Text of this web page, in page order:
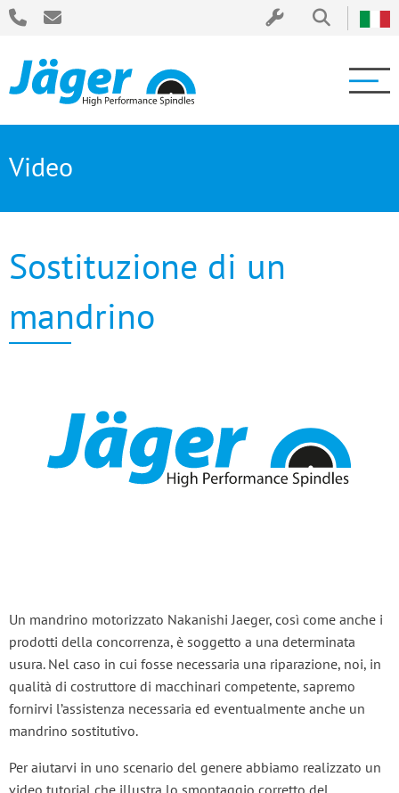
Video
Sostituzione di un
mandrino
Un mandrino motorizzato Nakanishi Jaeger, così come anche i
prodotti della concorrenza, è soggetto a una determinata
usura. Nel caso in cui fosse necessaria una riparazione, noi, in
qualità di costruttore di macchinari competente, sapremo
fornirvi l’assistenza necessaria ed eventualmente anche un
mandrino sostitutivo.
Per aiutarvi in uno scenario del genere abbiamo realizzato un
video tutorial che illustra lo smontaggio corretto del